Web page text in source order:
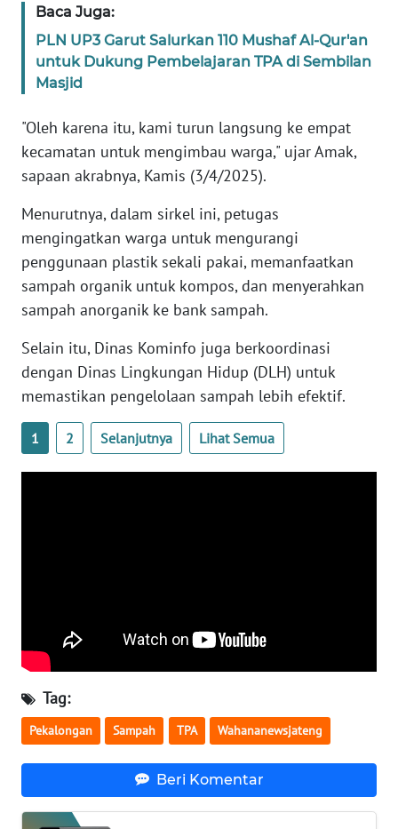
Baca Juga:
PLN UP3 Garut Salurkan 110 Mushaf Al-Qur'an
untuk Dukung Pembelajaran TPA di Sembilan
Masjid
"Oleh karena itu, kami turun langsung ke empat
kecamatan untuk mengimbau warga," ujar Amak,
sapaan akrabnya, Kamis (3/4/2025).
Menurutnya, dalam sirkel ini, petugas
mengingatkan warga untuk mengurangi
penggunaan plastik sekali pakai, memanfaatkan
sampah organik untuk kompos, dan menyerahkan
sampah anorganik ke bank sampah.
Selain itu, Dinas Kominfo juga berkoordinasi
dengan Dinas Lingkungan Hidup (DLH) untuk
memastikan pengelolaan sampah lebih efektif.
1 2 Selanjutnya Lihat Semua
Tag:
Pekalongan Sampah TPA Wahananewsjateng
Beri Komentar
WN
PAPUA
WN
WN
RIAU
WN
SERAMBI
WN
JAMBI
SULTRA
WN
NTB
BABEL
WN
SUMBAR
WN